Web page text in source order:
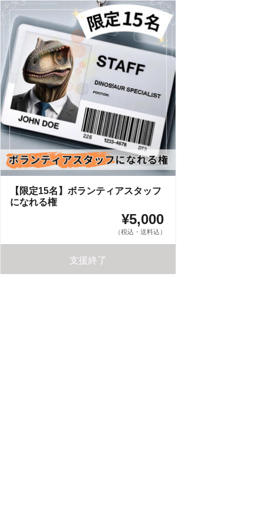
【限定15名】ボランティアスタッフ
になれる権
¥5,000
（税込・送料込）
支援終了